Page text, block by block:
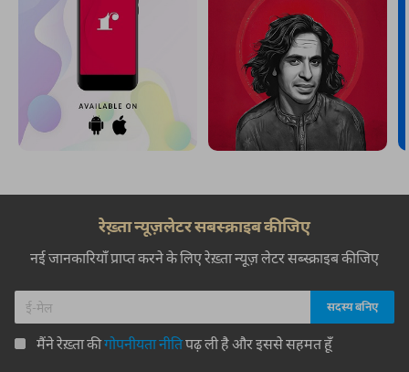
रेख़्ता न्यूज़लेटर सबस्क्राइब कीजिए
नई जानकारियाँ प्राप्त करने के लिए रेख़्ता न्यूज़ लेटर सब्स्क्राइब कीजिए
मैंने रेख़्ता कीगोपनीयता नीतिपढ़ ली है और इससे सहमत हूँ